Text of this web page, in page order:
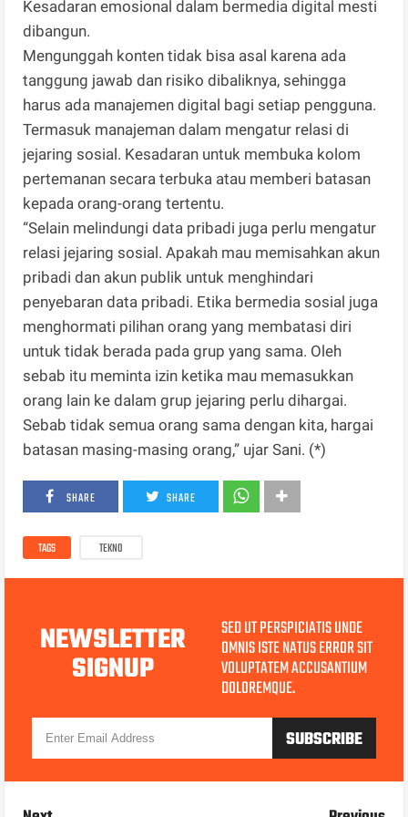
Kesadaran emosional dalam bermedia digital mesti
dibangun.
Mengunggah konten tidak bisa asal karena ada
tanggung jawab dan risiko dibaliknya, sehingga
harus ada manajemen digital bagi setiap pengguna.
Termasuk manajeman dalam mengatur relasi di
jejaring sosial. Kesadaran untuk membuka kolom
pertemanan secara terbuka atau memberi batasan
kepada orang-orang tertentu.
“Selain melindungi data pribadi juga perlu mengatur
relasi jejaring sosial. Apakah mau memisahkan akun
pribadi dan akun publik untuk menghindari
penyebaran data pribadi. Etika bermedia sosial juga
menghormati pilihan orang yang membatasi diri
untuk tidak berada pada grup yang sama. Oleh
sebab itu meminta izin ketika mau memasukkan
orang lain ke dalam grup jejaring perlu dihargai.
Sebab tidak semua orang sama dengan kita, hargai
batasan masing-masing orang,” ujar Sani. (*)
SHARE SHARE
TAGS TEKNO
NEWSLETTER
SIGNUP
SED UT PERSPICIATIS UNDE
OMNIS ISTE NATUS ERROR SIT
VOLUPTATEM ACCUSANTIUM
DOLOREMQUE.